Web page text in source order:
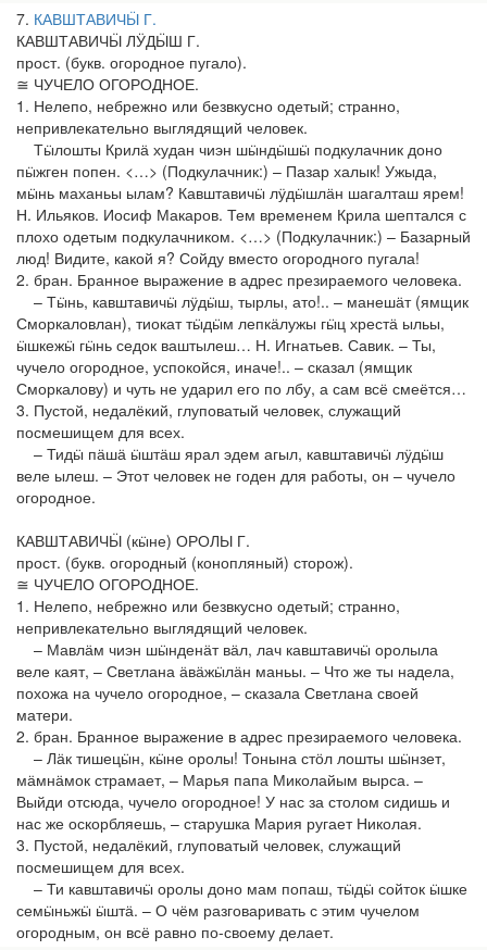
7 КАВШТАВИЧӸ Г.
КАВШТАВИЧӸ ЛӰДӸШ Г.
прост. (букв. огородное пугало).
≅ ЧУЧЕЛО ОГОРОДНОЕ.
1. Нелепо, небрежно или безвкусно одетый; странно,
непривлекательно выглядящий человек.
Тӹлошты Крилӓ худан чиэн шӹндӹшӹ подкулачник доно
пӹжген попен. <…> (Подкулачник:) – Пазар халык! Ужыда,
мӹнь маханьы ылам? Кавштавичӹ лӱдӹшлӓн шагалташ ярем!
Н. Ильяков. Иосиф Макаров. Тем временем Крила шептался с
плохо одетым подкулачником. <…> (Подкулачник:) – Базарный
люд! Видите, какой я? Сойду вместо огородного пугала!
2. бран. Бранное выражение в адрес презираемого человека.
– Тӹнь, кавштавичӹ лӱдӹш, тырлы, ато!.. – манешӓт (ямщик
Сморкаловлан), тиокат тӹдӹм лепкӓлужы гӹц хрестӓ ыльы,
ӹшкежӹ гӹнь седок ваштылеш… Н. Игнатьев. Савик. – Ты,
чучело огородное, успокойся, иначе!.. – сказал (ямщик
Сморкалову) и чуть не ударил его по лбу, а сам всё смеётся…
3. Пустой, недалёкий, глуповатый человек, служащий
посмешищем для всех.
– Ти­дӹ пӓшӓ ӹштӓш ярал эдем агыл, кавштавичӹ лӱдӹш
веле ылеш. – Этот человек не годен для работы, он – чучело
огородное.
КАВШТАВИЧӸ (кӹне) ОРОЛЫ Г.
прост. (букв. огородный (конопляный) сторож).
≅ ЧУЧЕЛО ОГОРОДНОЕ.
1. Нелепо, небрежно или безвкусно одетый; странно,
непривлекательно выглядящий человек.
– Мавлӓм чиэн шӹнденӓт вӓл, лач кавштавичӹ оролыла
веле каят, – Светлана ӓвӓжӹлӓн маньы. – Что же ты надела,
похожа на чучело огородное, – сказала Светлана своей
матери.
2. бран. Бранное выражение в адрес презираемого человека.
– Лӓк тишецӹн, кӹне оролы! Тонына стӧл лошты шӹнзет,
мӓмнӓмок страмает, – Марья папа Миколайым вырса. –
Выйди отсюда, чучело огородное! У нас за столом сидишь и
нас же оскорбляешь, – старушка Мария ругает Николая.
3. Пустой, недалёкий, глуповатый человек, служащий
посмешищем для всех.
– Ти кавштавичӹ оролы доно мам попаш, тӹдӹ сойток ӹшке
семӹньжӹ ӹштӓ. – О чём разговаривать с этим чучелом
огородным, он всё равно по-своему делает.